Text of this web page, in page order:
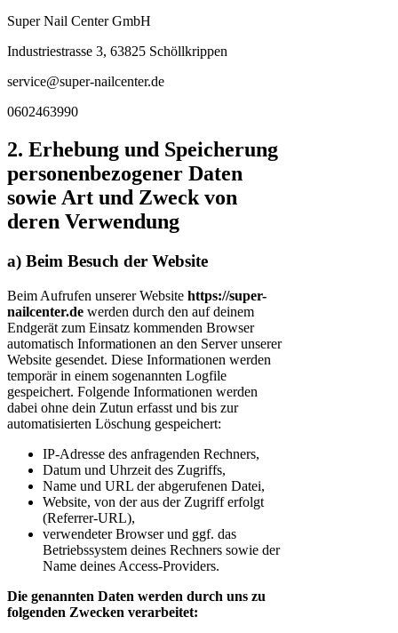
Super Nail Center GmbH
Industriestrasse 3, 63825 Schöllkrippen
service@super-nailcenter.de
0602463990
2. Erhebung und Speicherung
personenbezogener Daten
sowie Art und Zweck von
deren Verwendung
a) Beim Besuch der Website
Beim Aufrufen unserer Website https://super-
nailcenter.de werden durch den auf deinem
Endgerät zum Einsatz kommenden Browser
automatisch Informationen an den Server unserer
Website gesendet. Diese Informationen werden
temporär in einem sogenannten Logfile
gespeichert. Folgende Informationen werden
dabei ohne dein Zutun erfasst und bis zur
automatisierten Löschung gespeichert:
IP-Adresse des anfragenden Rechners,
Datum und Uhrzeit des Zugriffs,
Name und URL der abgerufenen Datei,
Website, von der aus der Zugriff erfolgt
(Referrer-URL),
verwendeter Browser und ggf. das
Betriebssystem deines Rechners sowie der
Name deines Access-Providers.
Die genannten Daten werden durch uns zu
folgenden Zwecken verarbeitet: